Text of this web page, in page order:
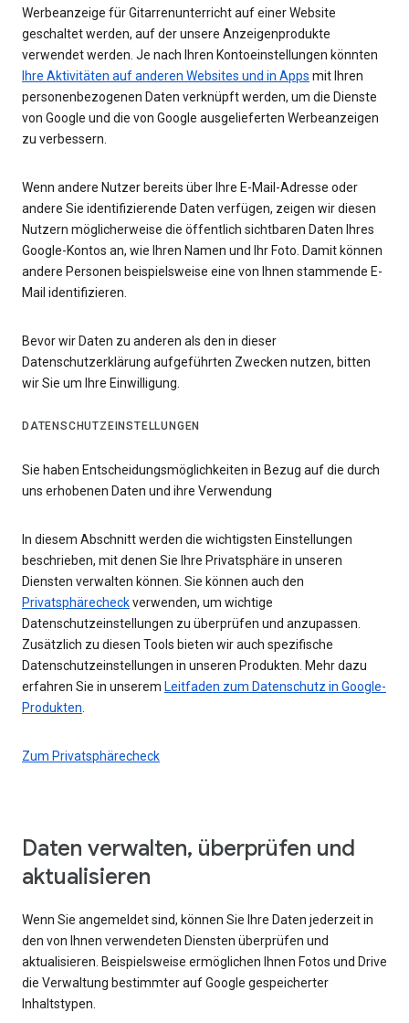
Werbeanzeige für Gitarrenunterricht auf einer Website
geschaltet werden, auf der unsere Anzeigenprodukte
verwendet werden. Je nach Ihren Kontoeinstellungen könnten
Ihre Aktivitäten auf anderen Websites und in Apps mit Ihren
personenbezogenen Daten verknüpft werden, um die Dienste
von Google und die von Google ausgelieferten Werbeanzeigen
zu verbessern.
Wenn andere Nutzer bereits über Ihre E-Mail-Adresse oder
andere Sie identifizierende Daten verfügen, zeigen wir diesen
Nutzern möglicherweise die öffentlich sichtbaren Daten Ihres
Google-Kontos an, wie Ihren Namen und Ihr Foto. Damit können
andere Personen beispielsweise eine von Ihnen stammende E-
Mail identifizieren.
Bevor wir Daten zu anderen als den in dieser
Datenschutzerklärung aufgeführten Zwecken nutzen, bitten
wir Sie um Ihre Einwilligung.
DATENSCHUTZEINSTELLUNGEN
Sie haben Entscheidungsmöglichkeiten in Bezug auf die durch
uns erhobenen Daten und ihre Verwendung
In diesem Abschnitt werden die wichtigsten Einstellungen
beschrieben, mit denen Sie Ihre Privatsphäre in unseren
Diensten verwalten können. Sie können auch den
Privatsphärecheckverwenden, um wichtige
Datenschutzeinstellungen zu überprüfen und anzupassen.
Zusätzlich zu diesen Tools bieten wir auch spezifische
Datenschutzeinstellungen in unseren Produkten. Mehr dazu
erfahren Sie in unserem Leitfaden zum Datenschutz in Google-
Produkten
Zum Privatsphärecheck
Daten verwalten, überprüfen und
aktualisieren
Wenn Sie angemeldet sind, können Sie Ihre Daten jederzeit in
den von Ihnen verwendeten Diensten überprüfen und
aktualisieren. Beispielsweise ermöglichen Ihnen Fotos und Drive
die Verwaltung bestimmter auf Google gespeicherter
Inhaltstypen.